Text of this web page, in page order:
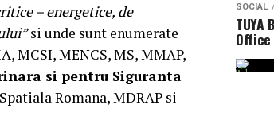
– energetice, de
si unde sunt enumerate
MENCS, MS, MMAP,
si pentru Siguranta
Romana, MDRAP si
SOCIAL